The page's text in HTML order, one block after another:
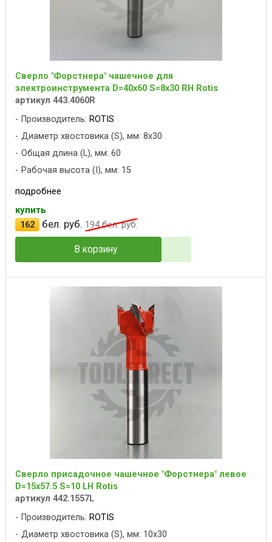
Сверло "Форстнера" чашечное для
электроинструмента D=40x60 S=8x30 RH Rotis
артикул 443.4060R
Производитель: ROTIS
Диаметр хвостовика (S), мм: 8x30
Общая длина (L), мм: 60
Рабочая высота (I), мм: 15
подробнее
купить
162
бел. руб. 194бел. руб.
В корзину
Сверло присадочное чашечное "Форстнера" левое
D=15x57.5 S=10 LH Rotis
артикул 442.1557L
Производитель: ROTIS
Диаметр хвостовика (S), мм: 10x30